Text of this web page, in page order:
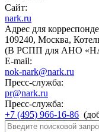
Сайт:
nark.ru
Адрес для
109240, Москва,
(В РСПП для АНО
E-mail:
nok-nark@nark.ru
Пресс-служба:
pr@nark.ru
Пресс-служба:
+7 (495) 966-16-86